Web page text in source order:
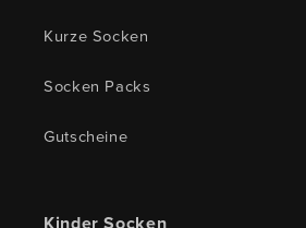
Kurze Socken
Socken Packs
Gutscheine
Kinder Socken